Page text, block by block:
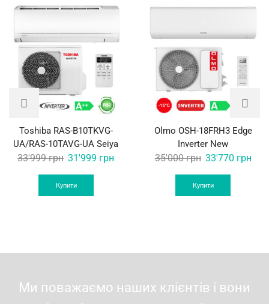
Toshiba RAS-B10TKVG-
UA/RAS-10TAVG-UA Seiya
33'999грн Original
was:
31'999 грн
Купити
Olmo OSH-18FRH3 Edge
Inverter New
35'000грн Original
was:
33'770 грн
Купити
Ми поважаємо наших клієнтів і вони